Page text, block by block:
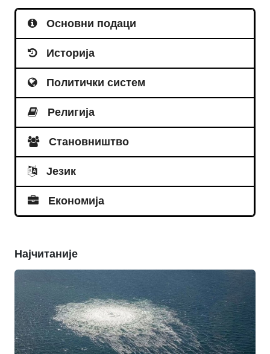
Основни подаци
Историја
Политички систем
Религија
Становништво
Језик
Економија
Најчитаније